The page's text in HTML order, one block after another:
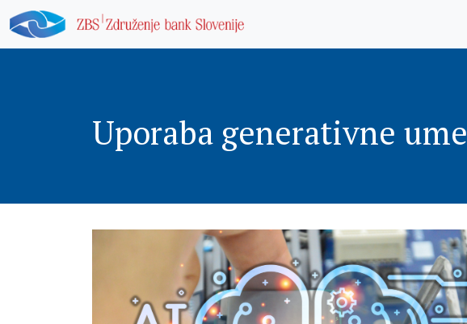
Uporaba generativne